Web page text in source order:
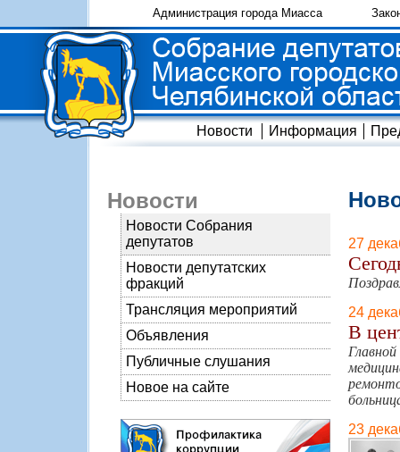
Администрация города Миасса
Новости Информация
Новости
Новости Собрания
депутатов
Новости депутатских
фракций
Трансляция мероприятий
Объявления
Публичные слушания
Новое на сайте
27
24
В
23